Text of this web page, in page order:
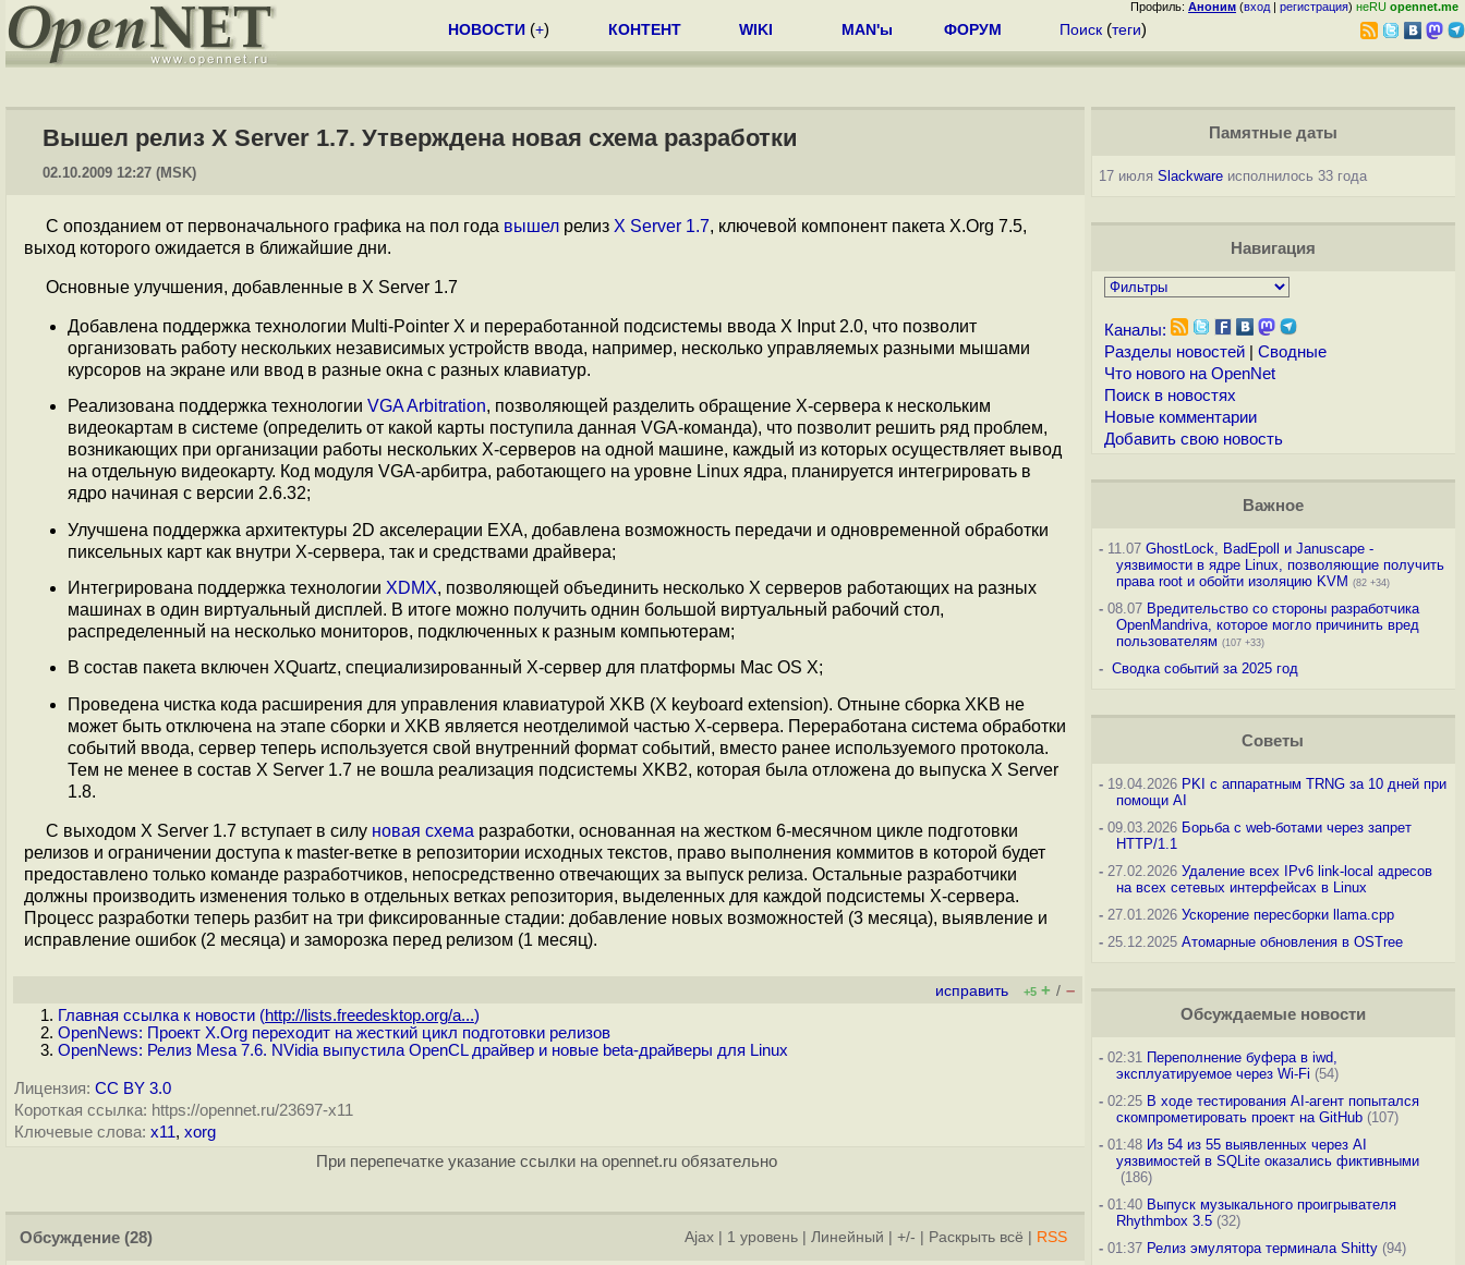
Профиль: Аноним (вход | регистрация) неRU opennet.me
НОВОСТИ (+) КОНТЕНТ WIKI MAN'ы ФОРУМ Поиск (теги)
Вышел релиз X Server 1.7. Утверждена новая схема разработки
02.10.2009 12:27 (MSK)
С опозданием от первоначального графика на пол года вышел релиз X Server 1.7, ключевой компонент пакета X.Org 7.5,
выход которого ожидается в ближайшие дни.
Основные улучшения, добавленные в X Server 1.7
Добавлена поддержка технологии Multi-Pointer X и переработанной подсистемы ввода X Input 2.0, что позволит
организовать работу нескольких независимых устройств ввода, например, несколько управляемых разными мышами
курсоров на экране или ввод в разные окна с разных клавиатур.
Реализована поддержка технологии VGA Arbitration, позволяющей разделить обращение X-сервера к нескольким
видеокартам в системе (определить от какой карты поступила данная VGA-команда), что позволит решить ряд проблем,
возникающих при организации работы нескольких X-серверов на одной машине, каждый из которых осуществляет вывод
на отдельную видеокарту. Код модуля VGA-арбитра, работающего на уровне Linux ядра, планируется интегрировать в
ядро начиная с версии 2.6.32;
Улучшена поддержка архитектуры 2D акселерации EXA, добавлена возможность передачи и одновременной обработки
пиксельных карт как внутри X-сервера, так и средствами драйвера;
Интегрирована поддержка технологии XDMX, позволяющей объединить несколько X серверов работающих на разных
машинах в один виртуальный дисплей. В итоге можно получить однин большой виртуальный рабочий стол,
распределенный на несколько мониторов, подключенных к разным компьютерам;
В состав пакета включен XQuartz, специализированный X-сервер для платформы Mac OS X;
Проведена чистка кода расширения для управления клавиатурой XKB (X keyboard extension). Отныне сборка XKB не
может быть отключена на этапе сборки и XKB является неотделимой частью X-сервера. Переработана система обработки
событий ввода, сервер теперь используется свой внутренний формат событий, вместо ранее используемого протокола.
Тем не менее в состав X Server 1.7 не вошла реализация подсистемы XKB2, которая была отложена до выпуска X Server
1.8.
С выходом X Server 1.7 вступает в силу новая схема разработки, основанная на жестком 6-месячном цикле подготовки
релизов и ограничении доступа к master-ветке в репозитории исходных текстов, право выполнения коммитов в которой будет
предоставлено только команде разработчиков, непосредственно отвечающих за выпуск релиза. Остальные разработчики
должны производить изменения только в отдельных ветках репозитория, выделенных для каждой подсистемы X-сервера.
Процесс разработки теперь разбит на три фиксированные стадии: добавление новых возможностей (3 месяца), выявление и
исправление ошибок (2 месяца) и заморозка перед релизом (1 месяц).
исправить +5 + / –
Главная ссылка к новости (http://lists.freedesktop.org/a...)
OpenNews: Проект X.Org переходит на жесткий цикл подготовки релизов
OpenNews: Релиз Mesa 7.6. NVidia выпустила OpenCL драйвер и новые beta-драйверы для Linux
Лицензия: CC BY 3.0
Короткая ссылка: https://opennet.ru/23697-x11
Ключевые слова: x11, xorg
При перепечатке указание ссылки на opennet.ru обязательно
Обсуждение (28) Ajax 1 уровень Линейный +/- Раскрыть всё RSS
Памятные даты
17 июля Slackwareисполнилось 33 года
Навигация
Каналы:
Разделы новостей| Сводные
Что нового на OpenNet
Поиск в новостях
Новые комментарии
Добавить свою новость
Важное
-11.07 GhostLock, BadEpoll и Januscape -
уязвимости в ядре Linux, позволяющие получить
права root и обойти изоляцию KVM (82 +34)
-08.07 Вредительство со стороны разработчика
OpenMandriva, которое могло причинить вред
пользователям (107 +33)
- Сводка событий за 2025 год
Советы
-19.04.2026 PKI с аппаратным TRNG за 10 дней при
помощи AI
-09.03.2026 Борьба с web-ботами через запрет
HTTP/1.1
-27.02.2026 Удаление всех IPv6 link-local адресов
на всех сетевых интерфейсах в Linux
-27.01.2026 Ускорение пересборки llama.cpp
-25.12.2025 Атомарные обновления в OSTree
Обсуждаемые новости
-02:31 Переполнение буфера в iwd,
эксплуатируемое через Wi-Fi (54)
-02:25 В ходе тестирования AI-агент попытался
скомпрометировать проект на GitHub(107)
-01:48 Из 54 из 55 выявленных через AI
уязвимостей в SQLite оказались фиктивными
(186)
-01:40 Выпуск музыкального проигрывателя
Rhythmbox 3.5(32)
-01:37 Релиз эмулятора терминала Shitty(94)